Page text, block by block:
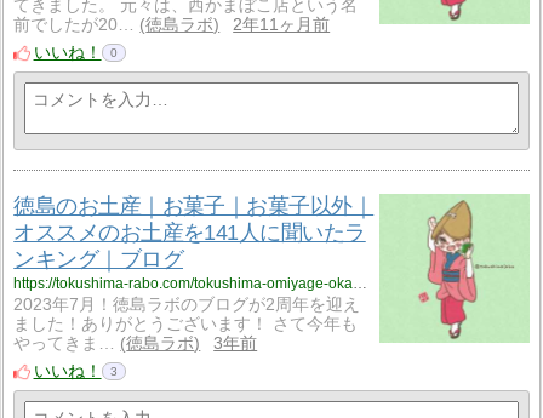
てきました。 元々は、西かまぼこ店という名
前でしたが20…
徳島ラボ
2年11ヶ月前
いいね！
0
徳島のお土産｜お菓子｜お菓子以外｜
オススメのお土産を141人に聞いたラ
ンキング｜ブログ
2023年7月！徳島ラボのブログが2周年を迎え
ました！ありがとうございます！ さて今年も
やってきま…
徳島ラボ
3年前
いいね！
3